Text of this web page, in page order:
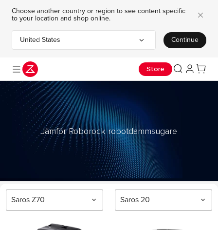
Choose another country or region to see content specific
to your location and shop online.
United States
Choose your country or region
Continue
Store
Jämför Roborock robotdammsugare
Saros Z70 Saros 20